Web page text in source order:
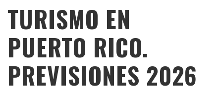
TURISMO EN
PUERTO RICO.
PREVISIONES 2026